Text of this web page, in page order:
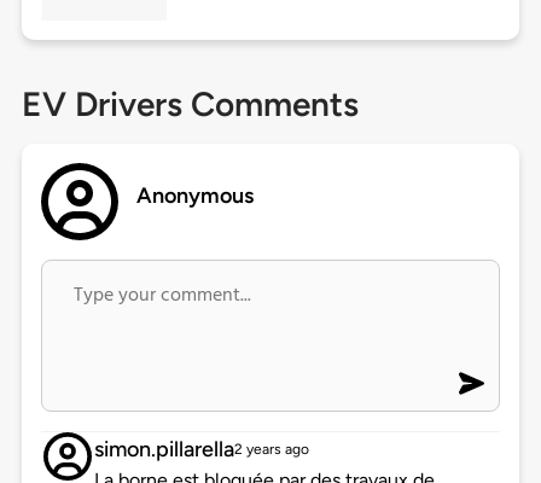
EV Drivers Comments
Anonymous
simon.pillarella2 years ago